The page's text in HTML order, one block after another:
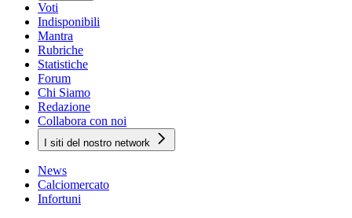
Voti
Indisponibili
Mantra
Rubriche
Statistiche
Forum
Chi Siamo
Redazione
Collabora con noi
I siti del nostro network
News
Calciomercato
Infortuni